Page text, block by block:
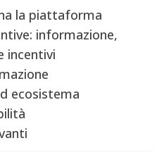
la piattaforma
informazione,
incentivi
ecosistema